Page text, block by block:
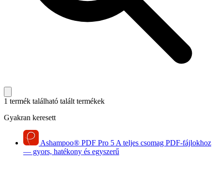
1 termék található talált termékek
Gyakran keresett
Ashampoo® PDF Pro 5 A teljes csomag PDF-fájlokhoz
— gyors, hatékony és egyszerű